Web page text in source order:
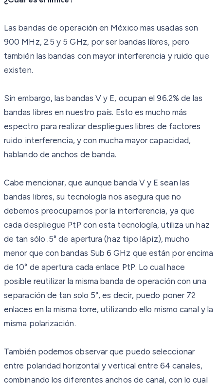
Las bandas de operación en México mas usadas son
900 MHz, 2.5 y 5 GHz, por ser bandas libres, pero
también las bandas con mayor interferencia y ruido que
existen.
Sin embargo, las bandas V y E, ocupan el 96.2% de las
bandas libres en nuestro país. Esto es mucho más
espectro para realizar despliegues libres de factores
ruido interferencia, y con mucha mayor capacidad,
hablando de anchos de banda.
Cabe mencionar, que aunque banda V y E sean las
bandas libres, su tecnología nos asegura que no
debemos preocuparnos por la interferencia, ya que
cada despliegue PtP con esta tecnología, utiliza un haz
de tan sólo .5° de apertura (haz tipo lápiz), mucho
menor que con bandas Sub 6 GHz que están por encima
de 10° de apertura cada enlace PtP. Lo cual hace
posible reutilizar la misma banda de operación con una
separación de tan solo 5°, es decir, puedo poner 72
enlaces en la misma torre, utilizando ello mismo canal y la
misma polarización.
También podemos observar que puedo seleccionar
entre polaridad horizontal y vertical entre 64 canales,
combinando los diferentes anchos de canal, con lo cual